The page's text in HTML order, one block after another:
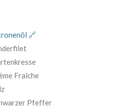
🔗
Fraîche
Pfeffer